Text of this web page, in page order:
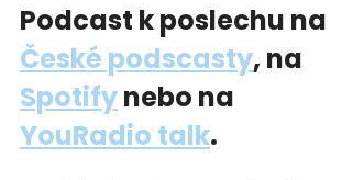
Podcast k poslechu na
České podscasty, na
Spotify nebo na
YouRadio talk.